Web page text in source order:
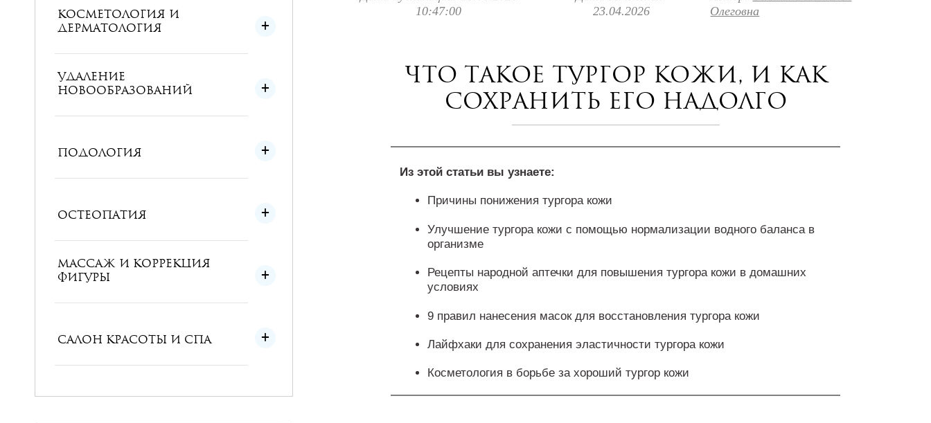
КОСМЕТОЛОГИЯ И
ДЕРМАТОЛОГИЯ
УДАЛЕНИЕ
НОВООБРАЗОВАНИЙ
ПОДОЛОГИЯ
ОСТЕОПАТИЯ
МАССАЖ И КОРРЕКЦИЯ
ФИГУРЫ
САЛОН КРАСОТЫ И СПА
10:47:00
23.04.2026
Олеговна
Что такое тургор кожи, и как
сохранить его надолго
Из этой статьи вы узнаете:
Причины понижения тургора кожи
Улучшение тургора кожи с помощью нормализации водного баланса в
организме
Рецепты народной аптечки для повышения тургора кожи в домашних
условиях
9 правил нанесения масок для восстановления тургора кожи
Лайфхаки для сохранения эластичности тургора кожи
Косметология в борьбе за хороший тургор кожи